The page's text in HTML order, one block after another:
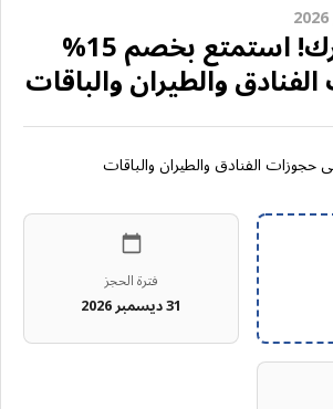
عمان بانتظارك! استمتع بخصم 15%
والطيران والباقات
فترة الحجز
31 ديسمبر 2026